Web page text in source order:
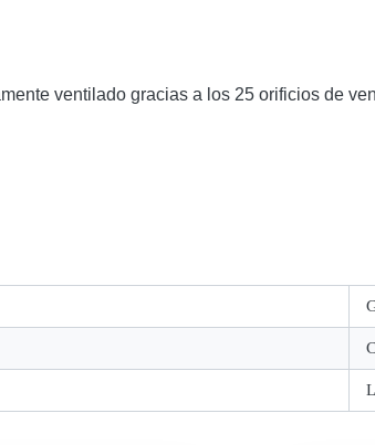
ventilado gracias a los 25 orificios de